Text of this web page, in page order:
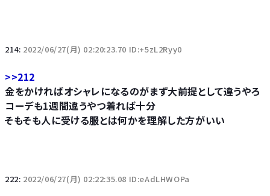
214: 2022/06/27(月) 02:20:23.70 ID:+5zL2Ryy0
>>212
金をかければオシャレになるのがまず大前提として違うやろ
コーデも1週間違うやつ着れば十分
そもそも人に受ける服とは何かを理解した方がいい
222: 2022/06/27(月) 02:22:35.08 ID:eAdLHWOPa